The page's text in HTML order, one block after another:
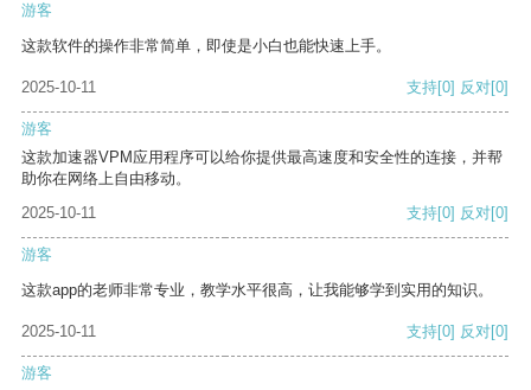
游客
这款软件的操作非常简单，即使是小白也能快速上手。
2025-10-11 支持[0] 反对[0]
游客
这款加速器VPM应用程序可以给你提供最高速度和安全性的连接，并帮
助你在网络上自由移动。
2025-10-11
支持[0] 反对[0]
游客
这款app的老师非常专业，教学水平很高，让我能够学到实用的知识。
2025-10-11 支持[0] 反对[0]
游客